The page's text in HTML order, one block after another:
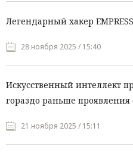
Легендарный хакер
28 ноября 2025 / 15:40
Искусственный интеллект
гораздо раньше
21 ноября 2025 / 15:11